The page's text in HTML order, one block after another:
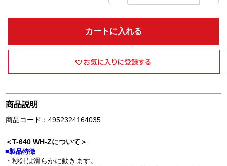
カートに入れる
商品説明
商品コード：4952324164035
＜T-640 WH-Zについて＞
■製品特徴
・秒針は滑らかに動きます。